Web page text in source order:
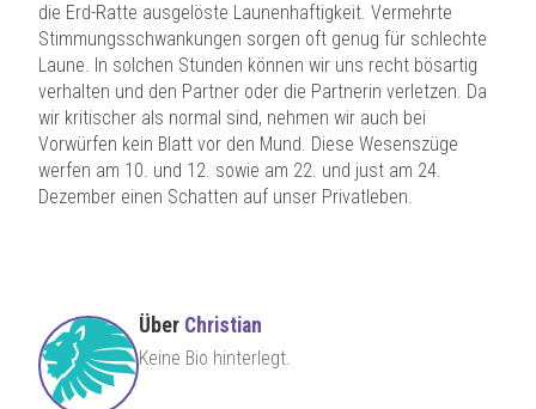
die Erd-Ratte ausgelöste Launenhaftigkeit. Vermehrte
Stimmungsschwankungen sorgen oft genug für schlechte
Laune. In solchen Stunden können wir uns recht bösartig
verhalten und den Partner oder die Partnerin verletzen. Da
wir kritischer als normal sind, nehmen wir auch bei
Vorwürfen kein Blatt vor den Mund. Diese Wesenszüge
werfen am 10. und 12. sowie am 22. und just am 24.
Dezember einen Schatten auf unser Privatleben.
Über Christian
Keine Bio hinterlegt.